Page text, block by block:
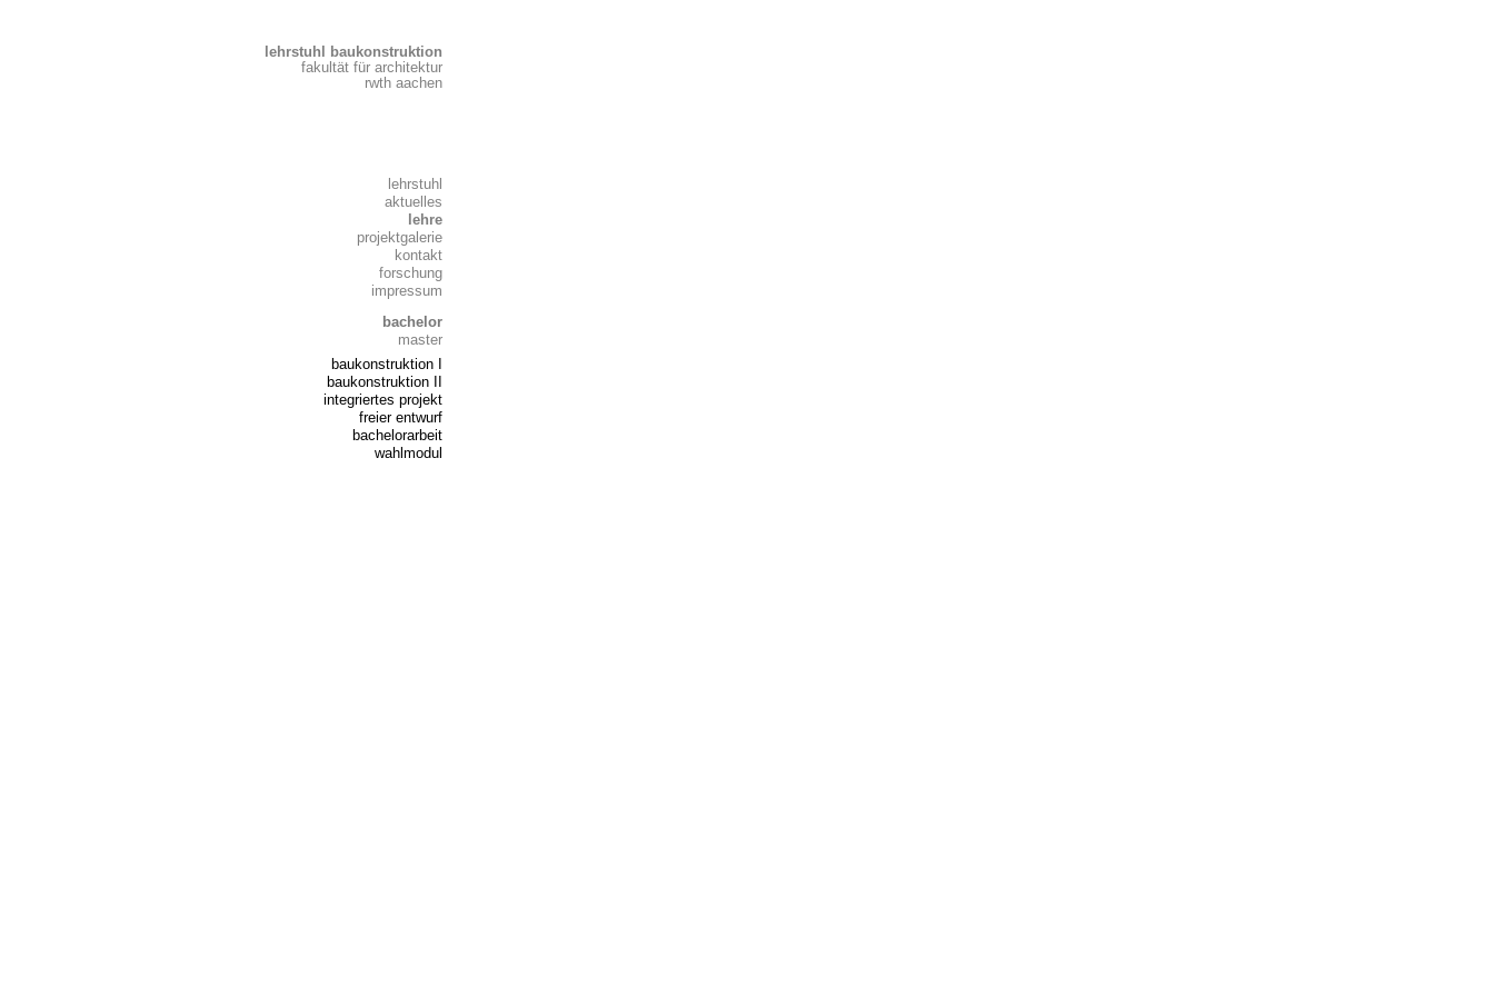
lehrstuhl baukonstruktion
fakultät für architektur
rwth aachen
lehrstuhl
aktuelles
lehre
projektgalerie
kontakt
forschung
impressum
bachelor
baukonstruktion I
baukonstruktion II
integriertes projekt
freier entwurf
bachelorarbeit
wahlmodul
master